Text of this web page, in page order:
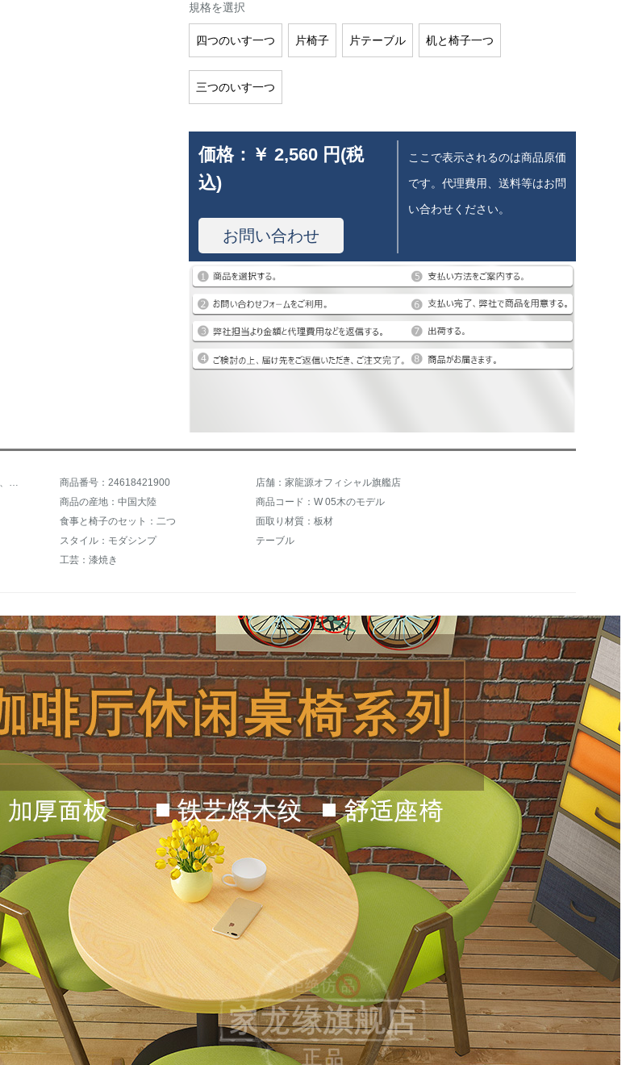
規格を選択
四つのいす一つ 片椅子 片テーブル 机と椅子一つ
三つのいす一つ
価格： ￥ 2,560 円(税
込)
お問い合わせ
ここで表示されるのは商品原価
です。代理費用、送料等はお問
い合わせください。
商品名称：家龍源一テーブル二、四、椅子の売り場で接客しています。テーブルと椅子のセットとレジャー接客の冷たい飲み物デザート店の喫茶店です。レストランの小さい円卓浅胡桃のデスクトップ-コーヒー色の椅子のテーブル。 商品番号：24618421900
店舗：家龍源オフィシャル旗艦店
商品の産地：中国大陸
商品コード：W 05木のモデル
食事と椅子のセット：二つ
面取り材質：板材
スタイル：モダシンプ
テーブル
工芸：漆焼き